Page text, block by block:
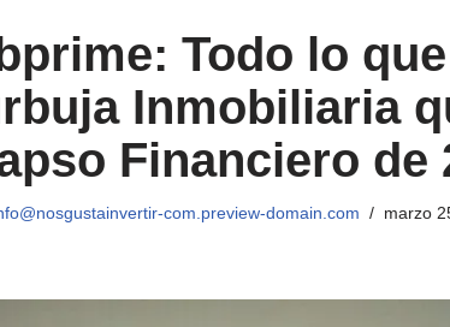
Todo lo
Inmobiliaria
Financiero de
com.preview-domain.com marzo